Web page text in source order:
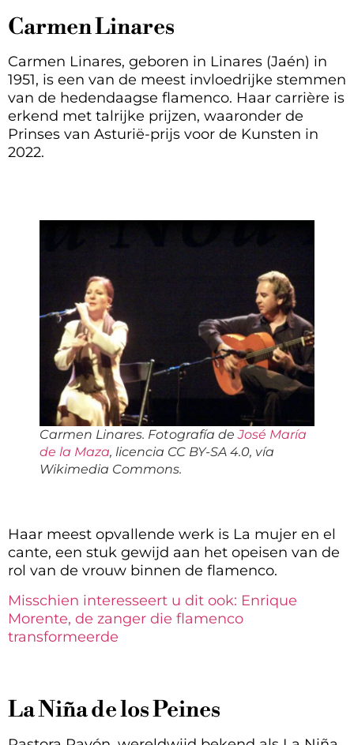
Carmen Linares
Carmen Linares, geboren in Linares (Jaén) in
1951, is een van de meest invloedrijke stemmen
van de hedendaagse flamenco. Haar carrière is
erkend met talrijke prijzen, waaronder de
Prinses van Asturië-prijs voor de Kunsten in
2022.
Carmen Linares. Fotografía deJosé María
de la Maza, licencia CC BY-SA 4.0, vía
Wikimedia Commons.
Haar meest opvallende werk is La mujer en el
cante, een stuk gewijd aan het opeisen van de
rol van de vrouw binnen de flamenco.
Misschien interesseert u dit ook: Enrique
Morente, de zanger die flamenco
transformeerde
La Niña de los Peines